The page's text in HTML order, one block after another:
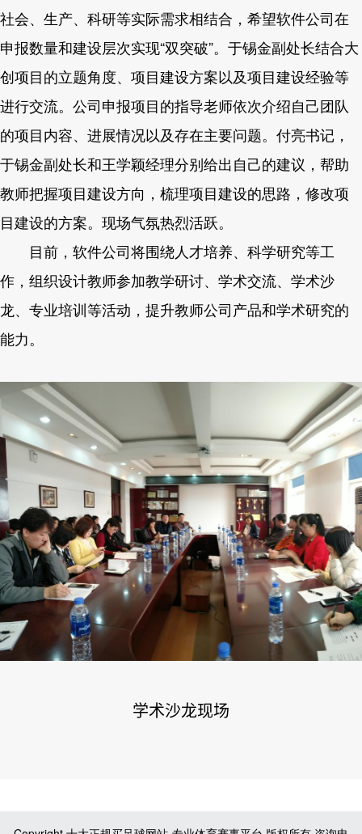
社会、生产、科研等实际需求相结合，希望软件公司在
申报数量和建设层次实现“双突破”。于锡金副处长结合大
创项目的立题角度、项目建设方案以及项目建设经验等
进行交流。公司申报项目的指导老师依次介绍自己团队
的项目内容、进展情况以及存在主要问题。付亮书记，
于锡金副处长和王学颖经理分别给出自己的建议，帮助
教师把握项目建设方向，梳理项目建设的思路，修改项
目建设的方案。现场气氛热烈活跃。
目前，软件公司将围绕人才培养、科学研究等工
作，组织设计教师参加教学研讨、学术交流、学术沙
龙、专业培训等活动，提升教师公司产品和学术研究的
能力。
学术沙龙现场